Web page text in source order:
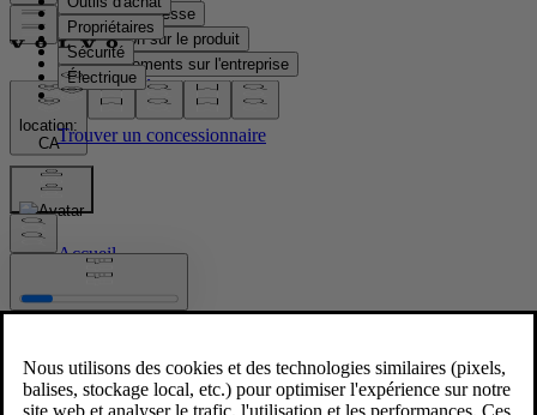
Matériel de presse
Information sur le produit
Renseignements sur l'entreprise
Contacts médias
location:
CA
Images
Accueil